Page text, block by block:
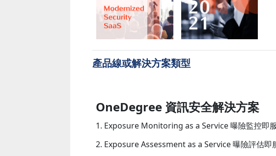
產品線或解決方案類型
OneDegree 資訊安全解決方案
1. Exposure Monitoring as a Service 曝險監控即
2. Exposure Assessment as a Service 曝險評估即